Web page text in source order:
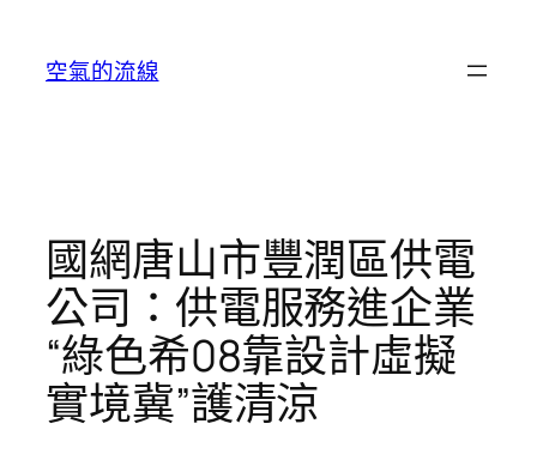
空氣的流線
國網唐山市豐潤區供電
公司：供電服務進企業
“綠色希08靠設計虛擬
實境冀”護清涼